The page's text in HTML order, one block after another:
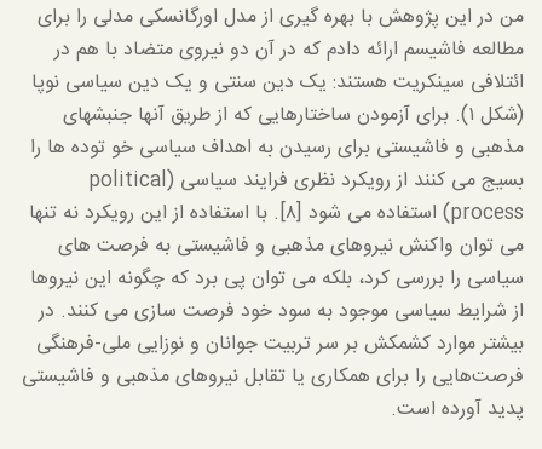
من در این پژوهش با بهره گیری از مدل اورگانسکی مدلی را برای
مطالعه فاشیسم ارائه دادم که در آن دو نیروی متضاد با هم در
ائتلافی سینکریت هستند: یک دین سنتی و یک دین سیاسی نوپا
(شکل ۱). برای آزمودن ساختارهایی که از طریق آنها جنبشهای
مذهبی و فاشیستی برای رسیدن به اهداف سیاسی خو توده ها را
بسیج می کنند از رویکرد نظری فرایند سیاسی (political
process) استفاده می شود [۸]. با استفاده از این رویکرد نه تنها
می توان واکنش نیروهای مذهبی و فاشیستی به فرصت های
سیاسی را بررسی کرد، بلکه می توان پی برد که چگونه این نیروها
از شرایط سیاسی موجود به سود خود فرصت سازی می کنند. در
بیشتر موارد کشمکش بر سر تربیت جوانان و نوزایی ملی-فرهنگی
فرصت‌هایی را برای همکاری یا تقابل نیروهای مذهبی و فاشیستی
پدید آورده است.